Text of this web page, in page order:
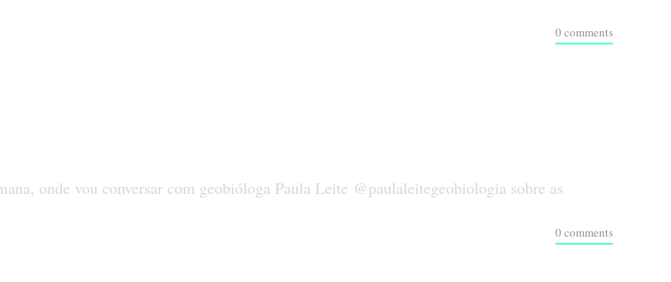
0 comments
onde vou conversar com geobióloga Paula Leite @paulaleitegeobiologia sobre as
0 comments